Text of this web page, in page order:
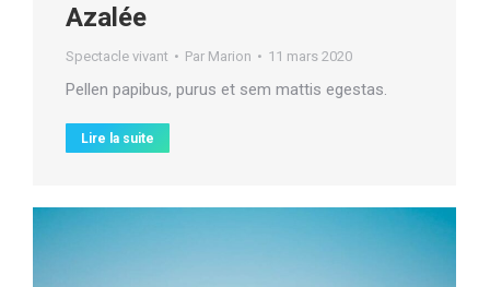
Azalée
Spectacle vivant Par Marion 11 mars 2020
Pellen papibus, purus et sem mattis egestas.
Lire la suite